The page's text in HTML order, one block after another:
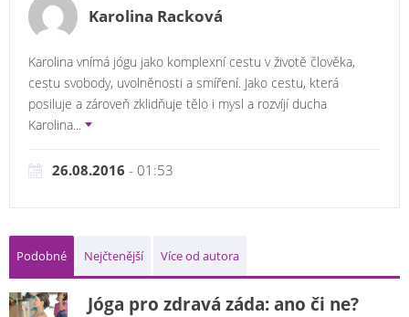
Karolina Racková
Karolina vnímá jógu jako komplexní cestu v životě člověka,
cestu svobody, uvolněnosti a smíření. Jako cestu, která
posiluje a zároveň zklidňuje tělo i mysl a rozvíjí ducha
Karolina...
26.08.2016 - 01:53
Podobné Nejčtenější Více od autora
Jóga pro zdravá záda: ano či ne?